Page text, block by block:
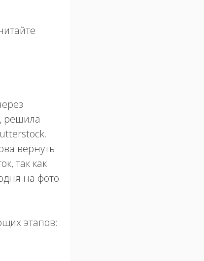
решила
вернуть
так как
на фото
этапов: